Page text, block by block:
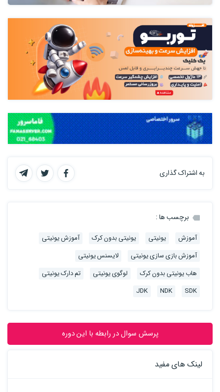
به اشتراک گذاری
برچسب ها :
آموزش یونیتی یونیتی بدون کرک
آموزش یونیتی
آموزش بازی سازی یونیتی
لایسنس یونیتی
هاب یونیتی بدون کرک
لوگوی یونیتی
تم دارک یونیتی
SDK
NDK
JDK
پرسش سوال در رابطه با این دوره
لینک های مفید